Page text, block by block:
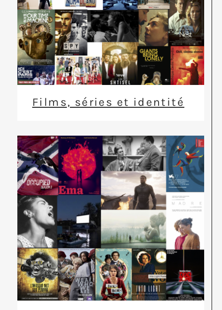
Films, séries et identité